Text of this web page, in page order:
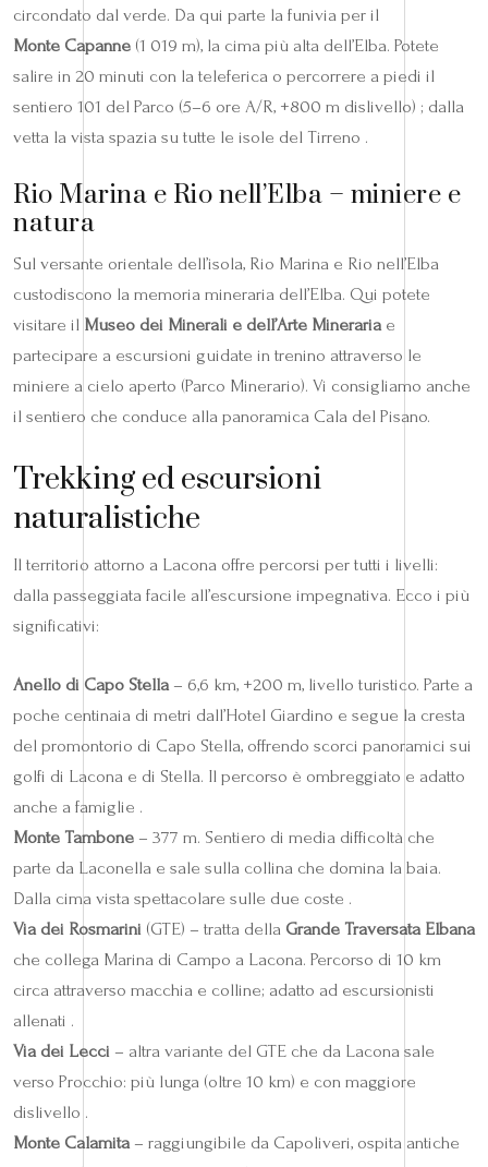
circondato dal verde. Da qui parte la funivia per il
Monte Capanne (1 019 m), la cima più alta dell’Elba. Potete
salire in 20 minuti con la teleferica o percorrere a piedi il
sentiero 101 del Parco (5–6 ore A/R, +800 m dislivello) ; dalla
vetta la vista spazia su tutte le isole del Tirreno .
Rio Marina e Rio nell’Elba – miniere e
natura
Sul versante orientale dell’isola, Rio Marina e Rio nell’Elba
custodiscono la memoria mineraria dell’Elba. Qui potete
visitare il Museo dei Minerali e dell’Arte Minerariae
partecipare a escursioni guidate in trenino attraverso le
miniere a cielo aperto (Parco Minerario). Vi consigliamo anche
il sentiero che conduce alla panoramica Cala del Pisano.
Trekking ed escursioni
naturalistiche
Il territorio attorno a Lacona offre percorsi per tutti i livelli:
dalla passeggiata facile all’escursione impegnativa. Ecco i più
significativi:
Anello di Capo Stella– 6,6 km, +200 m, livello turistico. Parte a
poche centinaia di metri dall’Hotel Giardino e segue la cresta
del promontorio di Capo Stella, offrendo scorci panoramici sui
golfi di Lacona e di Stella. Il percorso è ombreggiato e adatto
anche a famiglie .
Monte Tambone – 377 m. Sentiero di media difficoltà che
parte da Laconella e sale sulla collina che domina la baia.
Dalla cima vista spettacolare sulle due coste .
Via dei Rosmarini (GTE) – tratta della Grande Traversata Elbana
che collega Marina di Campo a Lacona. Percorso di 10 km
circa attraverso macchia e colline; adatto ad escursionisti
allenati .
Via dei Lecci – altra variante del GTE che da Lacona sale
verso Procchio: più lunga (oltre 10 km) e con maggiore
dislivello .
Monte Calamita– raggiungibile da Capoliveri, ospita antiche